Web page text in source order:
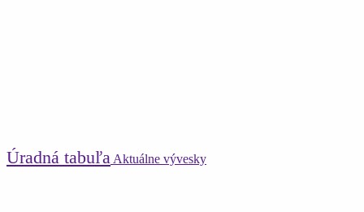
Úradná tabuľa Aktuálne vývesky